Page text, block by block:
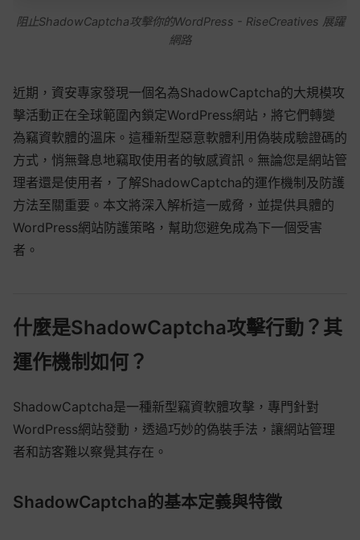
阻止ShadowCaptcha攻擊你的WordPress - RiseCreatives 展躍
網路
近期，資安專家發現一個名為ShadowCaptcha的大規模攻
擊活動正在全球範圍內鎖定WordPress網站，將它們轉變
為竊資軟體的溫床。這種新型惡意軟體利用偽裝成驗證碼的
方式，悄無聲息地竊取使用者的敏感資訊。無論您是網站管
理者還是使用者，了解ShadowCaptcha的運作機制及防護
方法至關重要。本文將深入解析這一威脅，並提供具體的
WordPress網站防護策略，幫助您避免成為下一個受害
者。
什麼是ShadowCaptcha攻擊行動？其
運作機制如何？
ShadowCaptcha是一種新型竊資軟體攻擊，專門針對
WordPress網站發動，透過巧妙的偽裝手法，讓網站管理
者和訪客難以察覺其存在。
ShadowCaptcha的基本定義與特徵